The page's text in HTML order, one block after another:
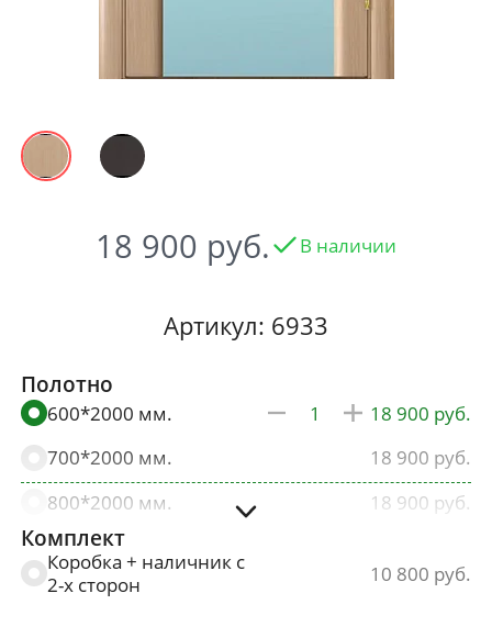
18 900 В наличии
Артикул: 6933
Полотно
600*2000 мм.
18 900
700*2000 мм.
18 900
800*2000 мм.
18 900
900*2000 мм.
Комплект
Коробка + наличник с
2-х сторон
10 800